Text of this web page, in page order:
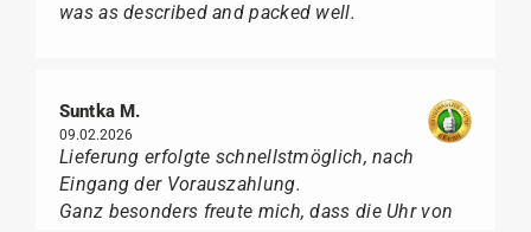
was as described and packed well.
Suntka M.
09.02.2026
Lieferung erfolgte schnellstmöglich, nach
Eingang der Vorauszahlung.
Ganz besonders freute mich, dass die Uhr von